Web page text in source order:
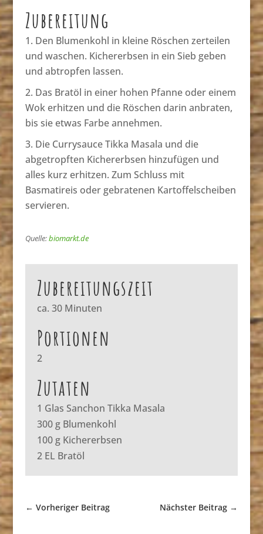
Zubereitung
Den Blumenkohl in kleine Röschen zerteilen
und waschen. Kichererbsen in ein Sieb geben
und abtropfen lassen.
Das Bratöl in einer hohen Pfanne oder einem
Wok erhitzen und die Röschen darin anbraten,
bis sie etwas Farbe annehmen.
Die Currysauce Tikka Masala und die
abgetropften Kichererbsen hinzufügen und
alles kurz erhitzen. Zum Schluss mit
Basmatireis oder gebratenen Kartoffelscheiben
servieren.
Quelle:biomarkt.de
Zubereitungszeit
ca. 30 Minuten
Portionen
2
Zutaten
1 Glas Sanchon Tikka Masala
300 g Blumenkohl
100 g Kichererbsen
2 EL Bratöl
← Vorheriger Beitrag Nächster Beitrag →